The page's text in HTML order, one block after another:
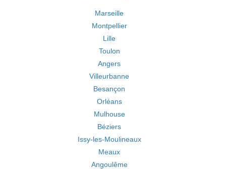
Marseille
Montpellier
Lille
Toulon
Angers
Villeurbanne
Besançon
Orléans
Mulhouse
Béziers
Issy-les-Moulineaux
Meaux
Angoulême